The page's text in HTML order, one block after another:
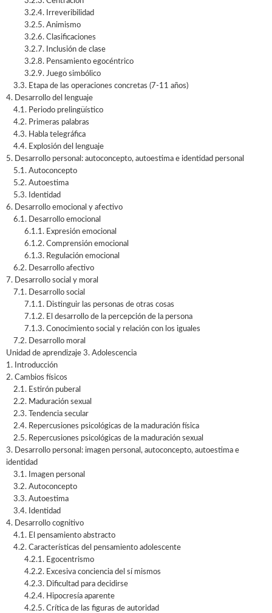
3.2.4. Irreveribilidad
3.2.5. Animismo
3.2.6. Clasificaciones
3.2.7. Inclusión de clase
3.2.8. Pensamiento egocéntrico
3.2.9. Juego simbólico
3.3. Etapa de las operaciones concretas (7-11 años)
4. Desarrollo del lenguaje
4.1. Periodo prelingüístico
4.2. Primeras palabras
4.3. Habla telegráfica
4.4. Explosión del lenguaje
5. Desarrollo personal: autoconcepto, autoestima e identidad personal
5.1. Autoconcepto
5.2. Autoestima
5.3. Identidad
6. Desarrollo emocional y afectivo
6.1. Desarrollo emocional
6.1.1. Expresión emocional
6.1.2. Comprensión emocional
6.1.3. Regulación emocional
6.2. Desarrollo afectivo
7. Desarrollo social y moral
7.1. Desarrollo social
7.1.1. Distinguir las personas de otras cosas
7.1.2. El desarrollo de la percepción de la persona
7.1.3. Conocimiento social y relación con los iguales
7.2. Desarrollo moral
Unidad de aprendizaje 3. Adolescencia
1. Introducción
2. Cambios físicos
2.1. Estirón puberal
2.2. Maduración sexual
2.3. Tendencia secular
2.4. Repercusiones psicológicas de la maduración física
2.5. Repercusiones psicológicas de la maduración sexual
3. Desarrollo personal: imagen personal, autoconcepto, autoestima e
identidad
3.1. Imagen personal
3.2. Autoconcepto
3.3. Autoestima
3.4. Identidad
4. Desarrollo cognitivo
4.1. El pensamiento abstracto
4.2. Características del pensamiento adolescente
4.2.1. Egocentrismo
4.2.2. Excesiva conciencia del sí mismos
4.2.3. Dificultad para decidirse
4.2.4. Hipocresía aparente
4.2.5. Crítica de las figuras de autoridad